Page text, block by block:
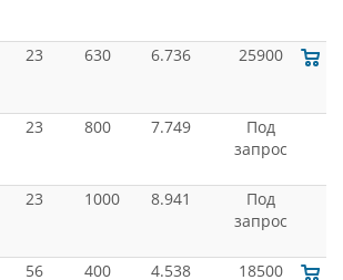
23 630 6.736 25900
23 800 7.749
Под
запрос
23 1000 8.941
Под
запрос
56 400 4.538 18500